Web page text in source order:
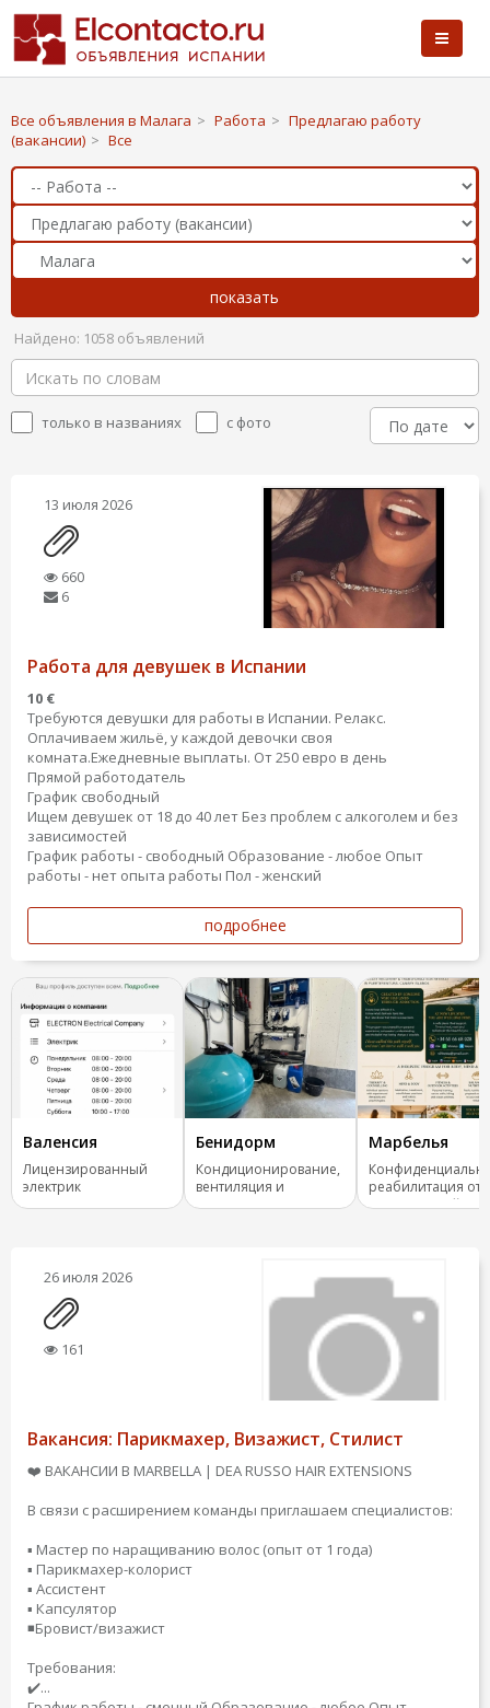
Все объявления в Малага > Работа > Предлагаю работу
(вакансии) > Все
Найдено: 1058 объявлений
только в названиях с фото
13 июля 2026
660
6
Работа для девушек в Испании
10 €
Требуются девушки для работы в Испании. Релакс.
Оплачиваем жильё, у каждой девочки своя
комната.Ежедневные выплаты. От 250 евро в день
Прямой работодатель
График свободный
Ищем девушек от 18 до 40 лет Без проблем с алкоголем и без
зависимостей
График работы - свободный Образование - любое Опыт
работы - нет опыта работы Пол - женский
подробнее
Валенсия
Лицензированный
электрик
Бенидорм
Кондиционирование,
вентиляция и
отопление.
Марбелья
реабилитация от
зависимостей
26 июля 2026
161
Вакансия: Парикмахер, Визажист, Стилист
❤️ ВАКАНСИИ В MARBELLA | DEA RUSSO HAIR EXTENSIONS
В связи с расширением команды приглашаем специалистов:
▪️ Мастер по наращиванию волос (опыт от 1 года)
▪️ Парикмахер-колорист
▪️ Ассистент
▪️ Капсулятор
◾️Бровист/визажист
Требования:
✔️...